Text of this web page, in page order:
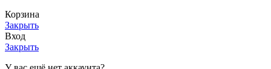
Корзина
Закрыть
Вход
Закрыть